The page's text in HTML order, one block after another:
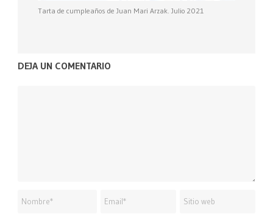
Tarta de cumpleaños de Juan Mari Arzak. Julio 2021
DEJA UN COMENTARIO